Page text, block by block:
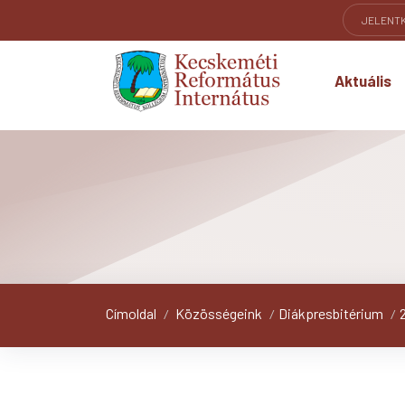
Aktuális
Címoldal / Közösségeink / Diákpresbitérium /